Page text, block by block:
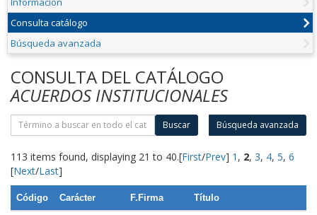
Consulta catálogo
Búsqueda avanzada
CONSULTA DEL CATÁLOGO
ACUERDOS INSTITUCIONALES
Buscar Búsqueda avanzada
113 items found, displaying 21 to 40.[First/Prev] 1 , 2, 3, 4, 5, 6
[Next/Last]
Código Carácter F.Firma Título